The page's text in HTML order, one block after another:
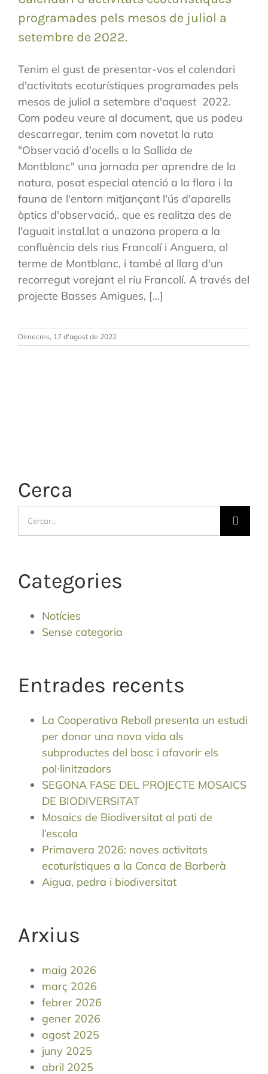
programades pels mesos de juliol a
setembre de 2022.
Tenim el gust de presentar-vos el calendari
d'activitats ecoturístiques programades pels
mesos de juliol a setembre d'aquest 2022.
Com podeu veure al document, que us podeu
descarregar, tenim com novetat la ruta
"Observació d'ocells a la Sallida de
Montblanc" una jornada per aprendre de la
natura, posat especial atenció a la flora i la
fauna de l'entorn mitjançant l'ús d'aparells
òptics d'observació,. que es realitza des de
l'aguait instal.lat a unazona propera a la
confluència dels rius Francolí i Anguera, al
terme de Montblanc, i també al llarg d'un
recorregut vorejant el riu Francolí. A través del
projecte Basses Amigues, [...]
Dimecres, 17 d'agost de 2022
Cerca
Categories
Notícies
Sense categoria
Entrades recents
La Cooperativa Reboll presenta un estudi
per donar una nova vida als
subproductes del bosc i afavorir els
pol·linitzadors
SEGONA FASE DEL PROJECTE MOSAICS
DE BIODIVERSITAT
Mosaics de Biodiversitat al pati de
l’escola
Primavera 2026: noves activitats
ecoturístiques a la Conca de Barberà
Aigua, pedra i biodiversitat
Arxius
maig 2026
març 2026
febrer 2026
gener 2026
agost 2025
juny 2025
abril 2025